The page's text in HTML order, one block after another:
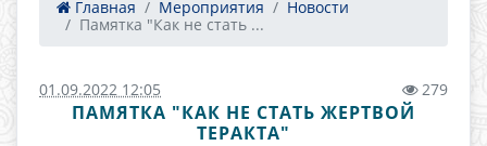
Главная Мероприятия
Новости
Памятка "Как не стать ...
01.09.2022 12:05 279
ПАМЯТКА "КАК НЕ СТАТЬ ЖЕРТВОЙ
ТЕРАКТА"